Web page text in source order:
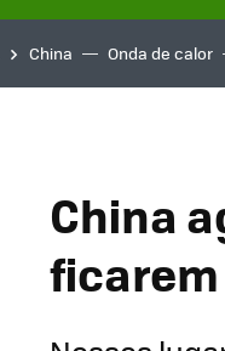
China Onda de calor
China